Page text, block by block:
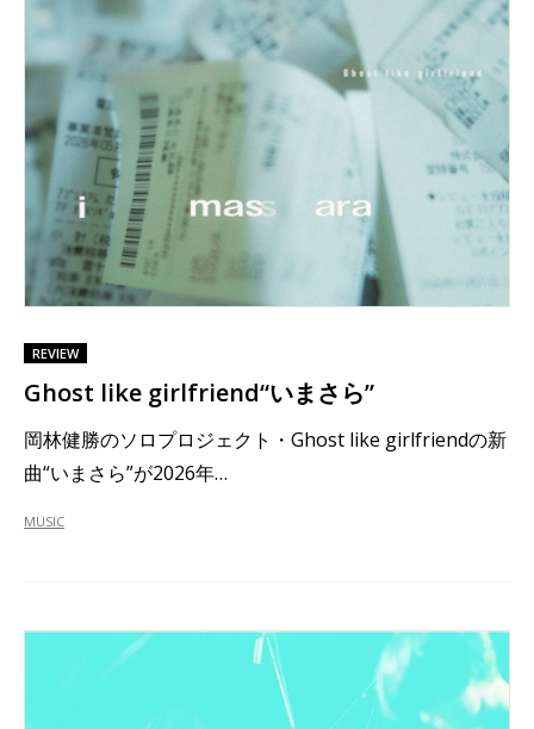
REVIEW
Ghost like girlfriend“いまさら”
岡林健勝のソロプロジェクト・Ghost like girlfriendの新
曲“いまさら”が2026年…
MUSIC